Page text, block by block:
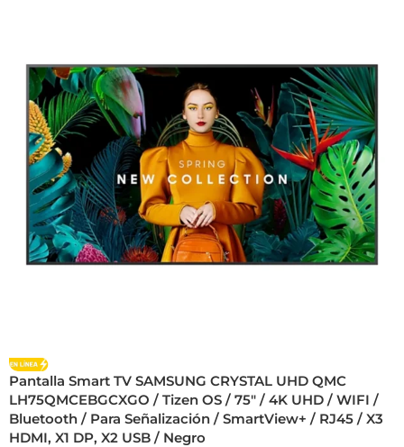
Pantalla Smart TV SAMSUNG CRYSTAL UHD QMC
LH75QMCEBGCXGO / Tizen OS / 75″ / 4K UHD / WIFI /
Bluetooth / Para Señalización / SmartView+ / RJ45 / X3
HDMI, X1 DP, X2 USB / Negro